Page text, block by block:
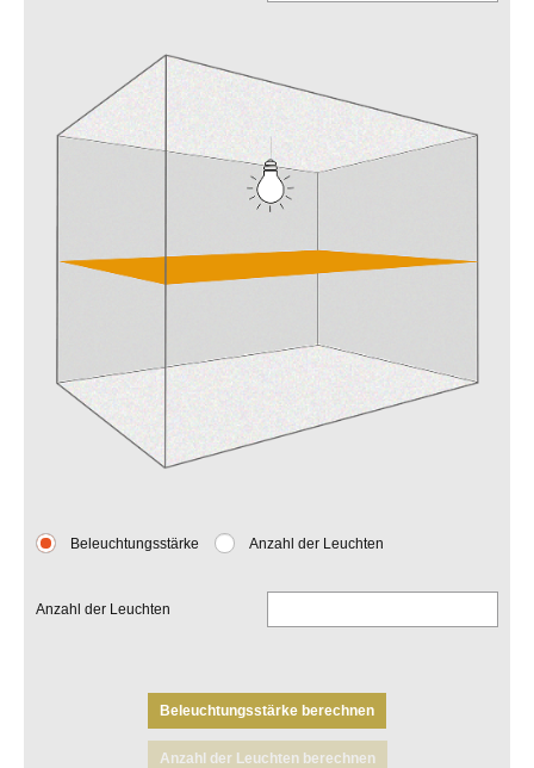
Beleuchtungsstärke Anzahl der Leuchten
Anzahl der Leuchten
Beleuchtungsstärke berechnen
Anzahl der Leuchten berechnen